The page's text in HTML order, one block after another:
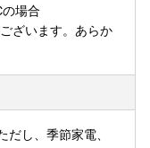
場合
ざいます。あらか
だし、季節家電、